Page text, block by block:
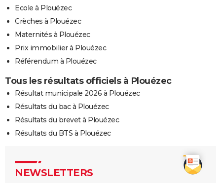
Ecole à Plouézec
Crèches à Plouézec
Maternités à Plouézec
Prix immobilier à Plouézec
Référendum à Plouézec
Tous les résultats officiels à Plouézec
Résultat municipale 2026 à Plouézec
Résultats du bac à Plouézec
Résultats du brevet à Plouézec
Résultats du BTS à Plouézec
NEWSLETTERS